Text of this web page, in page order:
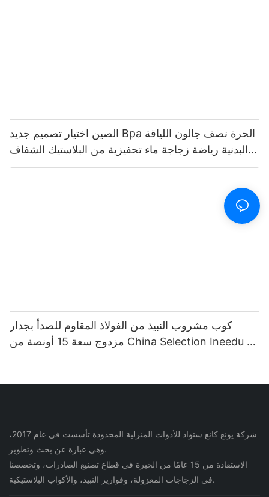
الصين اختيار تصميم جديد Bpa الحرة نصف جالون اللياقة
البدنية رياضة زجاجة ماء تحفيزية من البلاستيك الشفاف
مع علامة الوقت والقش
كوب مشروب النبيذ من الفولاذ المقاوم للصدأ بجدار
مزدوج سعة 15 أونصة من China Selection Ineedu -
شركة يونغ كانغ ستواد للأدوات المنزلية المحدودة تأسست في عام 2017،
وهي عبارة عن بحث وتطوير.
الاستفادة من 15 عامًا من الخبرة في قطاع تصنيع الصادرات، وتخصصنا
في الزجاجات المعزولة، وقوارير النبيذ، والأكواب البلاستيكية.